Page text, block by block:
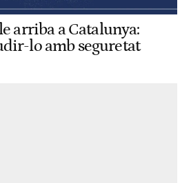
arriba a Catalunya:
lo amb seguretat